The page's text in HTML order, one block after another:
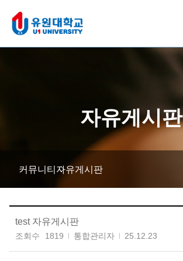
자유게시판
커뮤니티 자유게시판
test 자유게시판
조회수 1819 통합관리자 25.12.23